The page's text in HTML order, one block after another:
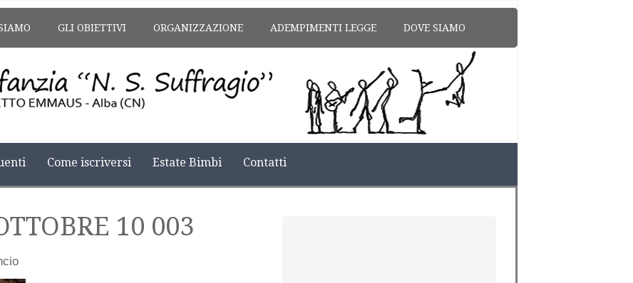
GLI OBIETTIVI ORGANIZZAZIONE ADEMPIMENTI LEGGE DOVE SIAMO
Come iscriversi Estate Bimbi Contatti
10 003